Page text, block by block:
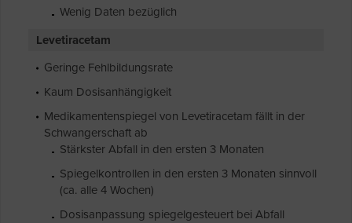
Wenig Daten bezüglich
Levetiracetam
Geringe Fehlbildungsrate
Kaum Dosisanhängigkeit
Medikamentenspiegel von Levetiracetam fällt in der
Schwangerschaft ab
Stärkster Abfall in den ersten 3 Monaten
Spiegelkontrollen in den ersten 3 Monaten sinnvoll
(ca. alle 4 Wochen)
Dosisanpassung spiegelgesteuert bei Abfall